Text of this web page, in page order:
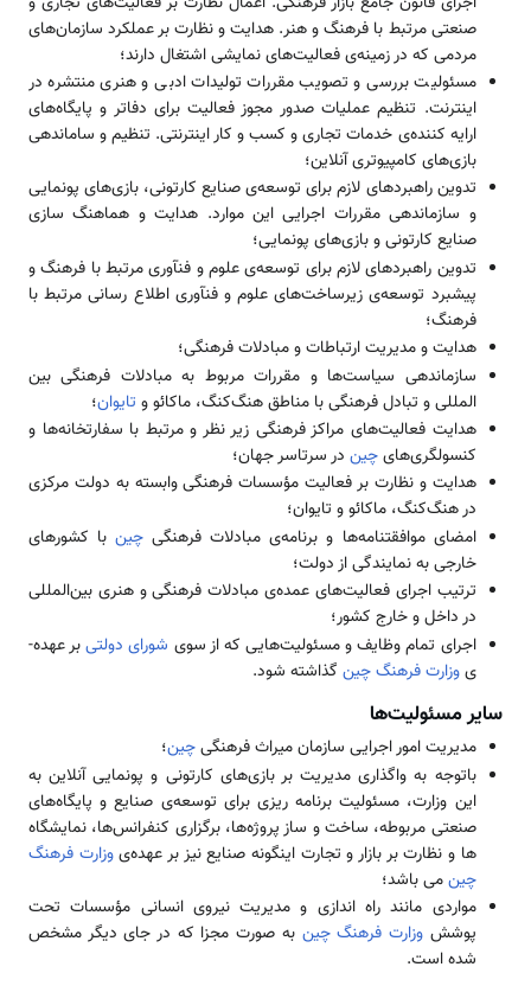
صنعتی مرتبط با فرهنگ و هنر. هدایت و نظارت بر عملکرد سازمان‌­های
مردمی که در زمینه‌­ی فعالیت‌­های نمایشی اشتغال دارند؛
مسئولیت بررسی و تصویب مقررات تولیدات ادبی و هنری منتشره در
اینترنت. تنظیم عملیات صدور مجوز فعالیت برای دفاتر و پایگاه­‌های
ارایه کننده­‌ی خدمات تجاری و کسب و کار اینترنتی. تنظیم و ساماندهی
بازی­‌های کامپیوتری آنلاین؛
تدوین راهبردهای لازم برای توسعه‌­ی صنایع کارتونی، بازی‌­های پونمایی
و سازماندهی مقررات اجرایی این موارد. هدایت و هماهنگ سازی
صنایع کارتونی و بازی‌­های پونمایی؛
تدوین راهبردهای لازم برای توسعه­‌ی علوم و فن­آوری مرتبط با فرهنگ و
پیشبرد توسعه­‌ی زیرساخت‌­های علوم و فن­آوری اطلاع رسانی مرتبط با
فرهنگ؛
هدایت و مدیریت ارتباطات و مبادلات فرهنگی؛
سازماندهی سیاست­‌ها و مقررات مربوط به مبادلات فرهنگی بین
المللی و تبادل فرهنگی با مناطق هنگ‌­کنگ، ماکائو و تایوان؛
هدایت فعالیت­‌های مراکز فرهنگی زیر نظر و مرتبط با سفارتخانه­‌ها و
کنسولگری‌­هایچین در سرتاسر جهان؛
هدایت و نظارت بر فعالیت مؤسسات فرهنگی وابسته به دولت مرکزی
در هنگ­‌کنگ، ماکائو و تایوان؛
امضای موافقتنامه­‌ها و برنامه‌­ی مبادلات فرهنگی چینبا کشورهای
خارجی به نمایندگی از دولت؛
ترتیب اجرای فعالیت‌­های عمده­‌ی مبادلات فرهنگی و هنری بین‌المللی
در داخل و خارج کشور؛
اجرای تمام وظایف و مسئولیت­‌هایی که از سوی شورای دولتیبر عهده‌­
یوزارت فرهنگ چین گذاشته شود.
سایر مسئولیت‌­ها
مدیریت امور اجرایی سازمان میراث فرهنگیچین؛
باتوجه به واگذاری مدیریت بر بازی­‌های کارتونی و پونمایی آنلاین به
این وزارت، مسئولیت برنامه ریزی برای توسعه‌­ی صنایع و پایگاه‌­های
صنعتی مربوطه، ساخت و ساز پروژه‌­ها، برگزاری کنفرانس‌­ها، نمایشگاه­‌
ها و نظارت بر بازار و تجارت این­گونه صنایع نیز بر عهده­‌یوزارت فرهنگ
چینمی­ باشد؛
مواردی مانند راه اندازی و مدیریت نیروی انسانی مؤسسات تحت
پوششوزارت فرهنگ چین به صورت مجزا که در جای دیگر مشخص
شده است.